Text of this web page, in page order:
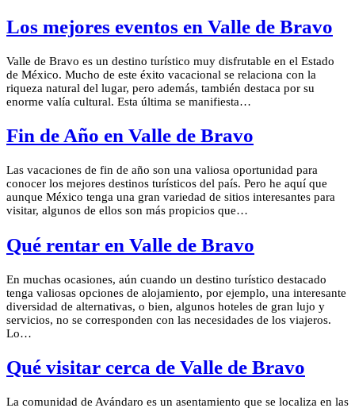
Los mejores eventos en Valle de Bravo
Valle de Bravo es un destino turístico muy disfrutable en el Estado
de México. Mucho de este éxito vacacional se relaciona con la
riqueza natural del lugar, pero además, también destaca por su
enorme valía cultural. Esta última se manifiesta…
Fin de Año en Valle de Bravo
Las vacaciones de fin de año son una valiosa oportunidad para
conocer los mejores destinos turísticos del país. Pero he aquí que
aunque México tenga una gran variedad de sitios interesantes para
visitar, algunos de ellos son más propicios que…
Qué rentar en Valle de Bravo
En muchas ocasiones, aún cuando un destino turístico destacado
tenga valiosas opciones de alojamiento, por ejemplo, una interesante
diversidad de alternativas, o bien, algunos hoteles de gran lujo y
servicios, no se corresponden con las necesidades de los viajeros.
Lo…
Qué visitar cerca de Valle de Bravo
La comunidad de Avándaro es un asentamiento que se localiza en las